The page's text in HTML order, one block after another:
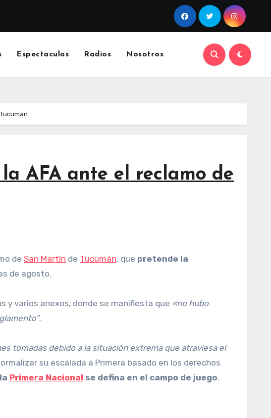
Espectaculos Radios Nosotros
AFA ante el reclamo de
de San Martín de Tucumán, que pretende la
de agosto.
y varios anexos, donde se manifiesta que «no hubo
.
tomadas debido a la situación extrema que atraviesa el
su escalada a Primera basado en los derechos
Primera Nacional se defina en el campo de juego.